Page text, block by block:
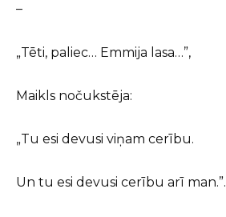
–
„Tēti, paliec… Emmija lasa…”,
Maikls nočukstēja:
„Tu esi devusi viņam cerību.
Un tu esi devusi cerību arī man.”.